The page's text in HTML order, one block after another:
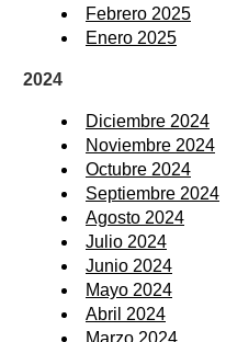
Febrero 2025
Enero 2025
2024
Diciembre 2024
Noviembre 2024
Octubre 2024
Septiembre 2024
Agosto 2024
Julio 2024
Junio 2024
Mayo 2024
Abril 2024
Marzo 2024